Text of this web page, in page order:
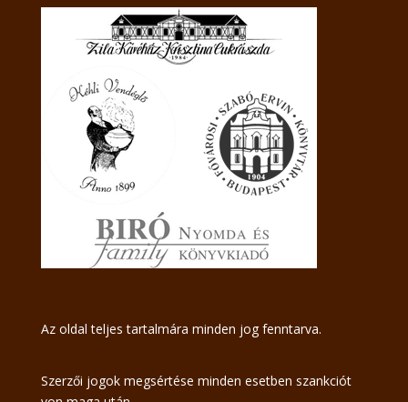
Az oldal teljes tartalmára minden jog fenntarva.
Szerzői jogok megsértése minden esetben szankciót